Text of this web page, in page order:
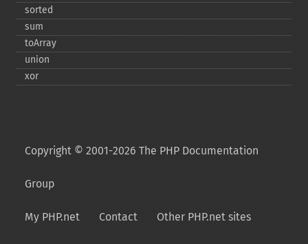
sorted
sum
toArray
union
xor
Copyright © 2001-2026 The PHP Documentation
Group
My PHP.net Contact Other PHP.net sites